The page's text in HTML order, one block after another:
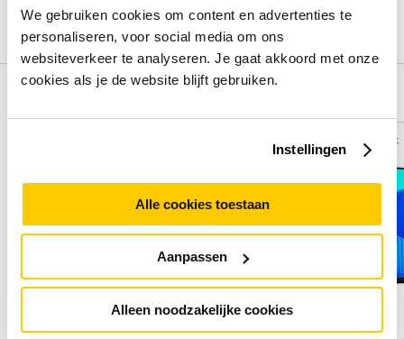
We gebruiken cookies om content en advertenties te
personaliseren, voor social media om ons
websiteverkeer te analyseren. Je gaat akkoord met onze
cookies als je de website blijft gebruiken.
Instellingen
Alle cookies toestaan
Aanpassen
Alleen noodzakelijke cookies
Schrijf een review
Vergelijk